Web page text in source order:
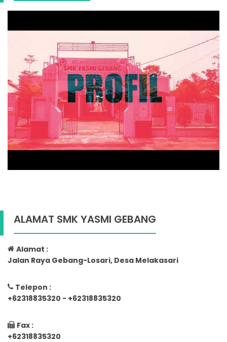
ALAMAT SMK YASMI GEBANG
Alamat :
Jalan Raya Gebang-Losari, Desa Melakasari
Telepon :
+62318835320 - +62318835320
Fax :
+62318835320